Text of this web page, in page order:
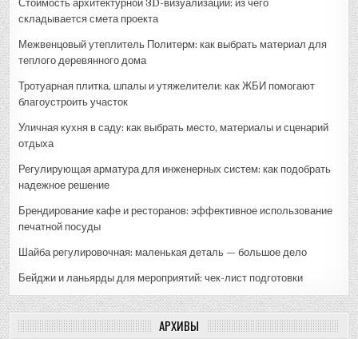
Стоимость архитектурной 3D-визуализации: из чего
складывается смета проекта
Межвенцовый утеплитель Политерм: как выбрать материал для
теплого деревянного дома
Тротуарная плитка, шпалы и утяжелители: как ЖБИ помогают
благоустроить участок
Уличная кухня в саду: как выбрать место, материалы и сценарий
отдыха
Регулирующая арматура для инженерных систем: как подобрать
надежное решение
Брендирование кафе и ресторанов: эффективное использование
печатной посуды
Шайба регулировочная: маленькая деталь — большое дело
Бейджи и ланьярды для мероприятий: чек-лист подготовки
АРХИВЫ